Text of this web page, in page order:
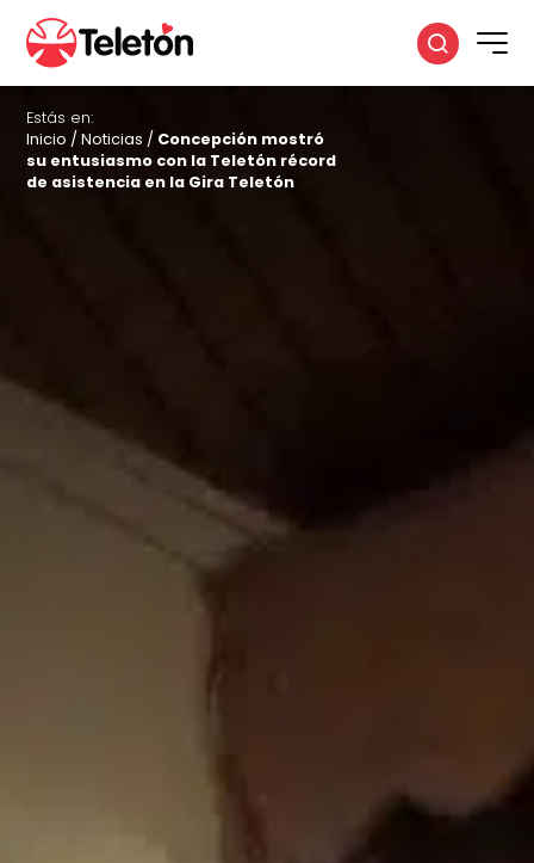
Estás en:
Inicio /Noticias / Concepción mostró
su entusiasmo con la Teletón récord
de asistencia en la Gira Teletón